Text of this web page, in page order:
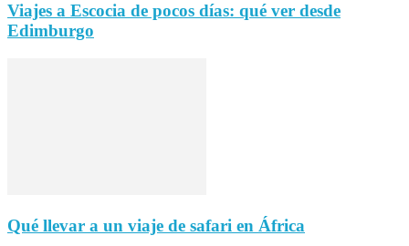
Viajes a Escocia de pocos días: qué ver desde
Edimburgo
Qué llevar a un viaje de safari en África